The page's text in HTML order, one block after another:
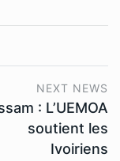
NEXT NEWS
: L’UEMOA
soutient les
Ivoiriens